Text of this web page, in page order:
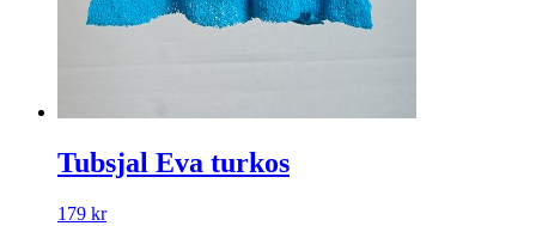
Tubsjal Eva turkos
179 kr